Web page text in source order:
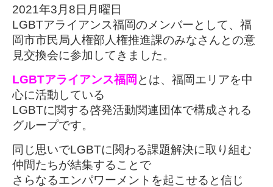
2021年3月8日月曜日
LGBTアライアンス福岡のメンバーとして、福
岡市市民局人権部人権推進課のみなさんとの意
見交換会に参加してきました。
LGBTアライアンス福岡 とは、福岡エリアを中
心に活動している
LGBTに関する啓発活動関連団体で構成される
グループです。
同じ思いでLGBTに関わる課題解決に取り組む
仲間たちが結集することで
さらなるエンパワーメントを起こせると信じ